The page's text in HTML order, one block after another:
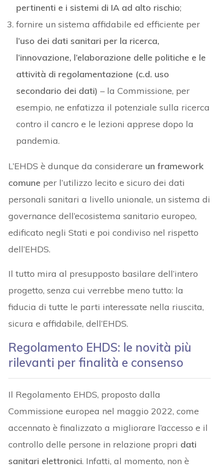
pertinenti e i sistemi di IA ad alto rischio;
fornire un sistema affidabile ed efficiente per
l’uso dei dati sanitari per la ricerca,
l’innovazione, l’elaborazione delle politiche e le
attività di regolamentazione (c.d. uso
secondario dei dati)– la Commissione, per
esempio, ne enfatizza il potenziale sulla ricerca
contro il cancro e le lezioni apprese dopo la
pandemia.
L’EHDS è dunque da considerare un framework
comune per l’utilizzo lecito e sicuro dei dati
personali sanitari a livello unionale, un sistema di
governance dell’ecosistema sanitario europeo,
edificato negli Stati e poi condiviso nel rispetto
dell’EHDS.
Il tutto mira al presupposto basilare dell’intero
progetto, senza cui verrebbe meno tutto: la
fiducia di tutte le parti interessate nella riuscita,
sicura e affidabile, dell’EHDS.
Regolamento EHDS: le novità più
rilevanti per finalità e consenso
Il Regolamento EHDS, proposto dalla
Commissione europea nel maggio 2022, come
accennato è finalizzato a migliorare l’accesso e il
controllo delle persone in relazione propri dati
sanitari elettronici. Infatti, al momento, non è